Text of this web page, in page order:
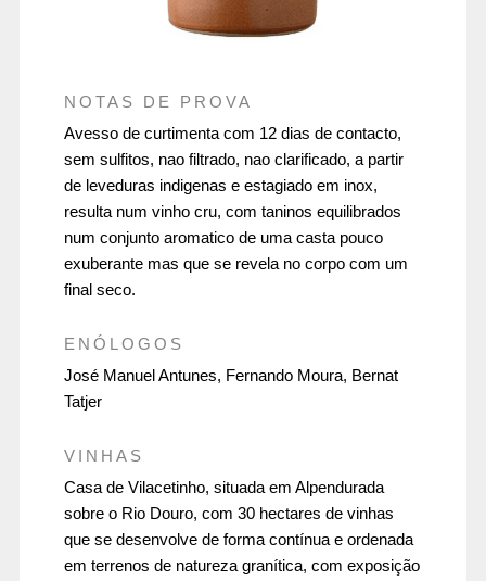
NOTAS DE PROVA
Avesso de curtimenta com 12 dias de contacto,
sem sulfitos, nao filtrado, nao clarificado, a partir
de leveduras indigenas e estagiado em inox,
resulta num vinho cru, com taninos equilibrados
num conjunto aromatico de uma casta pouco
exuberante mas que se revela no corpo com um
final seco.
ENÓLOGOS
José Manuel Antunes, Fernando Moura, Bernat
Tatjer
VINHAS
Casa de Vilacetinho, situada em Alpendurada
sobre o Rio Douro, com 30 hectares de vinhas
que se desenvolve de forma contínua e ordenada
em terrenos de natureza granítica, com exposição